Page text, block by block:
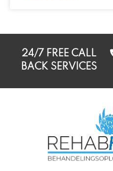
24/7 FREE CALL
BACK SERVICES